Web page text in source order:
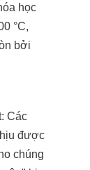
học
°C,
bởi
Các
được
chúng